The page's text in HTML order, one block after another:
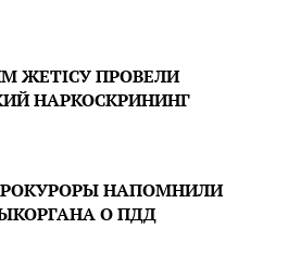
ЖЕТІСУ ПРОВЕЛИ
НАРКОСКРИНИНГ
НАПОМНИЛИ
О ПДД